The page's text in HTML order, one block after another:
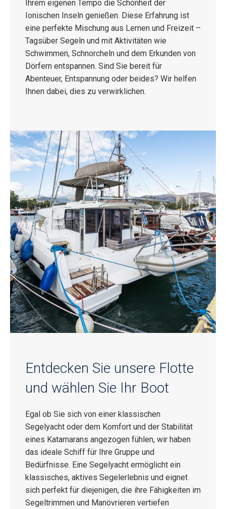
Ihrem eigenen Tempo die Schönheit der
Ionischen Inseln genießen. Diese Erfahrung ist
eine perfekte Mischung aus Lernen und Freizeit –
Tagsüber Segeln und mit Aktivitäten wie
Schwimmen, Schnorcheln und dem Erkunden von
Dörfern entspannen. Sind Sie bereit für
Abenteuer, Entspannung oder beides? Wir helfen
Ihnen dabei, dies zu verwirklichen.
Entdecken Sie unsere Flotte
und wählen Sie Ihr Boot
Egal ob Sie sich von einer klassischen
Segelyacht oder dem Komfort und der Stabilität
eines Katamarans angezogen fühlen, wir haben
das ideale Schiff für Ihre Gruppe und
Bedürfnisse. Eine Segelyacht ermöglicht ein
klassisches, aktives Segelerlebnis und eignet
sich perfekt für diejenigen, die ihre Fähigkeiten im
Segeltrimmen und Manövrieren vertiefen